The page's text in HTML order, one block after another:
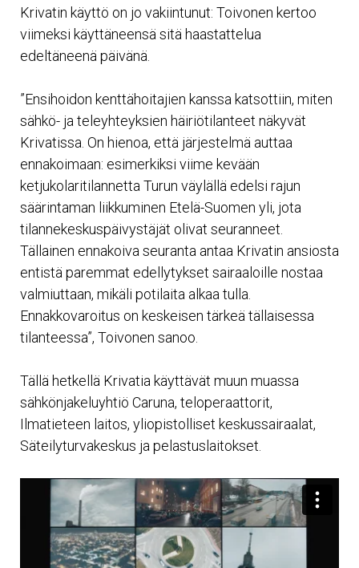
Krivatin käyttö on jo vakiintunut: Toivonen kertoo
viimeksi käyttäneensä sitä haastattelua
edeltäneenä päivänä.
”Ensihoidon kenttähoitajien kanssa katsottiin, miten
sähkö- ja teleyhteyksien häiriötilanteet näkyvät
Krivatissa. On hienoa, että järjestelmä auttaa
ennakoimaan: esimerkiksi viime kevään
ketjukolaritilannetta Turun väylällä edelsi rajun
säärintaman liikkuminen Etelä-Suomen yli, jota
tilannekeskuspäivystäjät olivat seuranneet.
Tällainen ennakoiva seuranta antaa Krivatin ansiosta
entistä paremmat edellytykset sairaaloille nostaa
valmiuttaan, mikäli potilaita alkaa tulla.
Ennakkovaroitus on keskeisen tärkeä tällaisessa
tilanteessa”, Toivonen sanoo.
Tällä hetkellä Krivatia käyttävät muun muassa
sähkönjakeluyhtiö Caruna, teloperaattorit,
Ilmatieteen laitos, yliopistolliset keskussairaalat,
Säteilyturvakeskus ja pelastuslaitokset.